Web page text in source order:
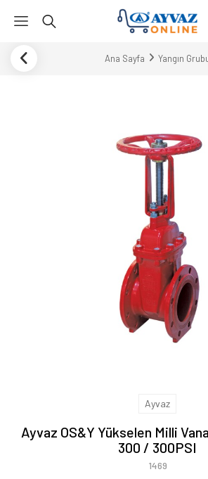
Ana Sayfa Yangın
Ayvaz
Ayvaz OS&Y Yükselen Milli
300 / 300PSI
1469